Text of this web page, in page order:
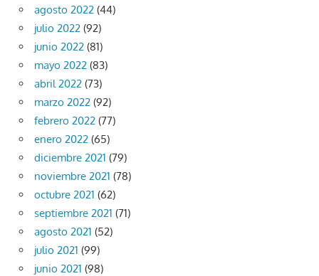
agosto 2022 (44)
julio 2022 (92)
junio 2022 (81)
mayo 2022 (83)
abril 2022 (73)
marzo 2022 (92)
febrero 2022 (77)
enero 2022 (65)
diciembre 2021 (79)
noviembre 2021 (78)
octubre 2021 (62)
septiembre 2021 (71)
agosto 2021 (52)
julio 2021 (99)
junio 2021 (98)